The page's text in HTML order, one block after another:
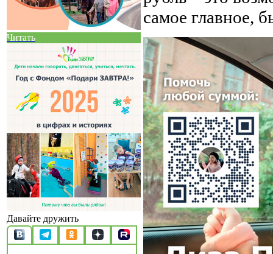
Читать
Давайте дружить
самое главное,